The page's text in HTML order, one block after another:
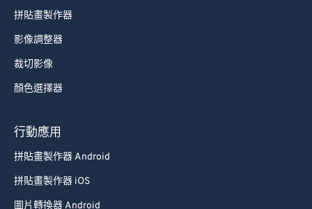
拼貼畫製作器
影像調整器
裁切影像
顏色選擇器
行動應用
拼貼畫製作器 Android
拼貼畫製作器 iOS
圖片轉換器 Android